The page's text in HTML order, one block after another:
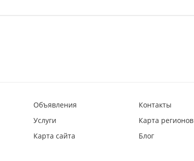
Объявления
Услуги
Карта сайта
Контакты
Карта регионов
Блог